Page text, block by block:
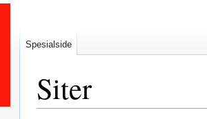
Siter
Spesialside